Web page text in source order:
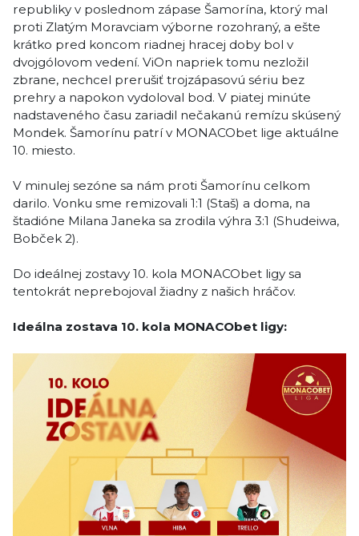
republiky v poslednom zápase Šamorína, ktorý mal
proti Zlatým Moravciam výborne rozohraný, a ešte
krátko pred koncom riadnej hracej doby bol v
dvojgólovom vedení. ViOn napriek tomu nezložil
zbrane, nechcel prerušiť trojzápasovú sériu bez
prehry a napokon vydoloval bod. V piatej minúte
nadstaveného času zariadil nečakanú remízu skúsený
Mondek. Šamorínu patrí v MONACObet lige aktuálne
10. miesto.
V minulej sezóne sa nám proti Šamorínu celkom
darilo. Vonku sme remizovali 1:1 (Staš) a doma, na
štadióne Milana Janeka sa zrodila výhra 3:1 (Shudeiwa,
Bobček 2).
Do ideálnej zostavy 10. kola MONACObet ligy sa
tentokrát neprebojoval žiadny z našich hráčov.
Ideálna zostava 10. kola MONACObet ligy: